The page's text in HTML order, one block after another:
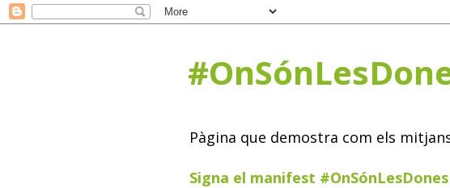
Pàgina que demostra com els
Signa el manifest #OnSónLesDones